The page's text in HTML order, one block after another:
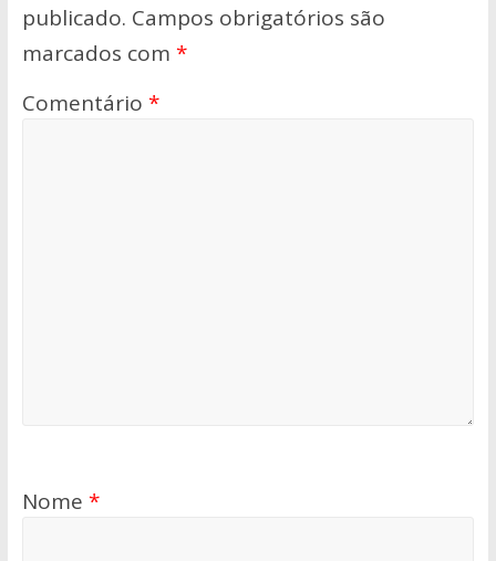
publicado. Campos obrigatórios são
marcados com *
Comentário *
Nome *